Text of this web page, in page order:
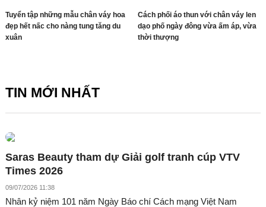
Tuyển tập những mẫu chân váy hoa
đẹp hết nấc cho nàng tung tăng du
xuân
Cách phối áo thun với chân váy len
dạo phố ngày đông vừa ấm áp, vừa
thời thượng
TIN MỚI NHẤT
Saras Beauty tham dự Giải golf tranh cúp VTV
Times 2026
09/07/2026 11:38
Nhân kỷ niệm 101 năm Ngày Báo chí Cách mạng Việt Nam